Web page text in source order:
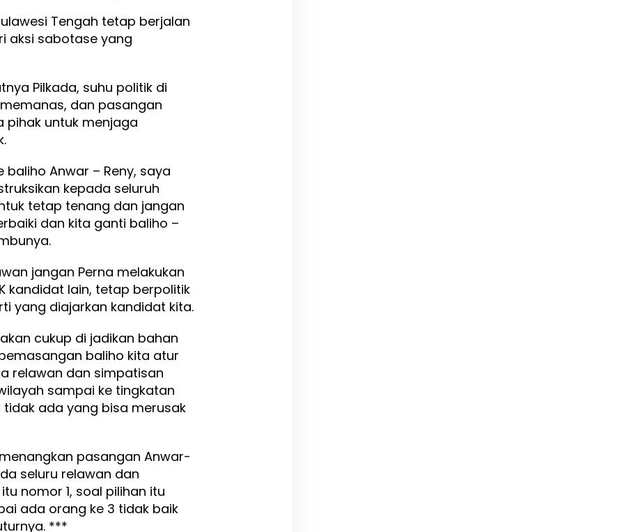
Tengah tetap berjalan
aksi sabotase yang
Pilkada, suhu politik di
dan pasangan
pihak untuk menjaga
baliho Anwar – Reny, saya
kepada seluruh
tetap tenang dan jangan
dan kita ganti baliho –
jangan Perna melakukan
kandidat lain, tetap berpolitik
yang diajarkan kandidat kita.
cukup di jadikan bahan
baliho kita atur
relawan dan simpatisan
sampai ke tingkatan
ada yang bisa merusak
pasangan Anwar-
seluru relawan dan
nomor 1, soal pilihan itu
ada orang ke 3 tidak baik
***